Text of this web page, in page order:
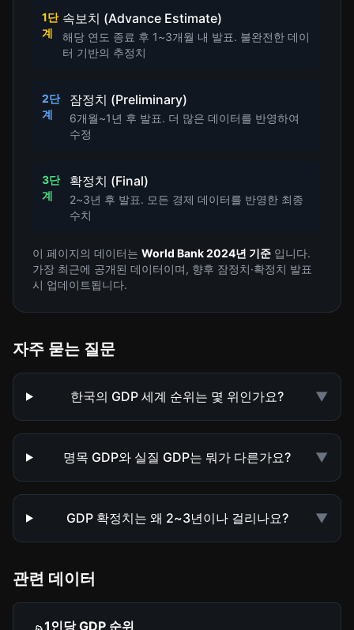
1단
계
속보치 (Advance Estimate)
해당 연도 종료 후 1~3개월 내 발표. 불완전한 데이
터 기반의 추정치
2단
계
잠정치 (Preliminary)
6개월~1년 후 발표. 더 많은 데이터를 반영하여
수정
3단
계
확정치 (Final)
2~3년 후 발표. 모든 경제 데이터를 반영한 최종
수치
이 페이지의 데이터는 World Bank 2024년 기준 입니다.
가장 최근에 공개된 데이터이며, 향후 잠정치·확정치 발표
시 업데이트됩니다.
자주 묻는 질문
한국의 GDP 세계 순위는 몇 위인가요? ▼
명목 GDP와 실질 GDP는 뭐가 다른가요? ▼
GDP 확정치는 왜 2~3년이나 걸리나요? ▼
관련 데이터
1인당 GDP 순위